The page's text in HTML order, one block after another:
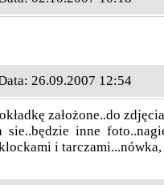
26.09.2007 12:54
założone..do
sie..będzie inne
i